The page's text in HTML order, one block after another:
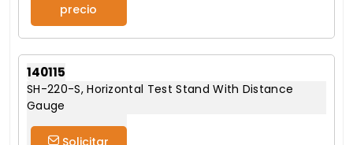
precio
140115
SH-220-S, Horizontal Test Stand With Distance
Gauge